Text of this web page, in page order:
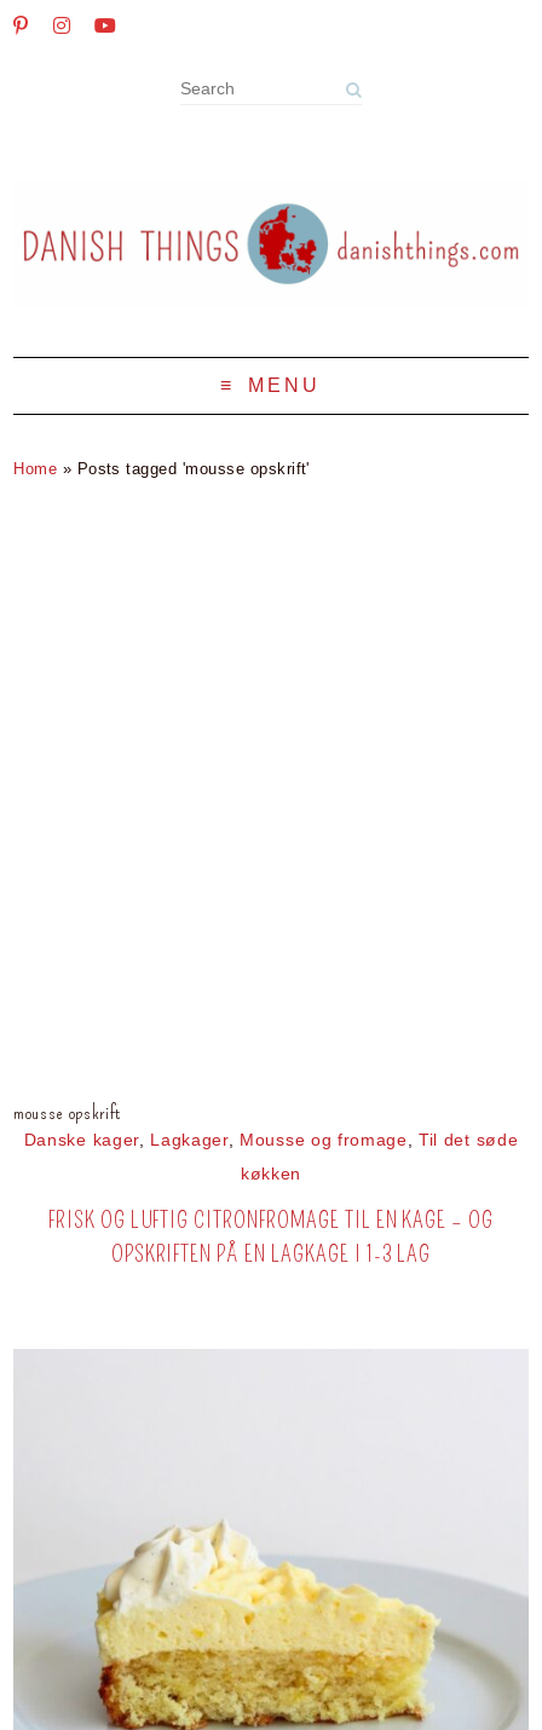
MENU
Home » Posts tagged 'mousse opskrift'
mousse opskrift
Danske kager, Lagkager, Mousse og fromage,Til det søde
køkken
FRISK OG LUFTIG CITRONFROMAGE TIL EN KAGE – OG
OPSKRIFTEN PÅ EN LAGKAGE I 1-3 LAG